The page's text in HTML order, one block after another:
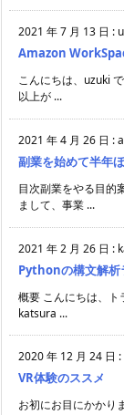
2021 年 7 月 13 日 :
Amazon
こんにちは、uzuki
以上が ...
2021 年 4 月 26 日 :
副業を始めて半年
目次副業をやる目的
まして、事業 ...
2021 年 2 月 26 日 :
Pythonの構文解析
概要 こんにちは、
katsura ...
2020 年 12 月 24 日 :
VR体験のススメ
お初にお目にかかり